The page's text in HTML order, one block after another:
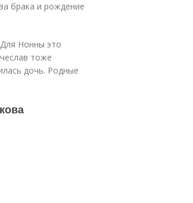
брака и рождение
Нонны это
тоже
дочь. Родные